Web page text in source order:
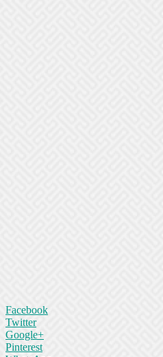
Facebook
Twitter
Google+
Pinterest